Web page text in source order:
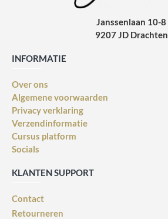
Janssenlaan 10-8
9207 JD Drachten
INFORMATIE
Over ons
Algemene voorwaarden
Privacy verklaring
Verzendinformatie
Cursus platform
Socials
KLANTEN SUPPORT
Contact
Retourneren